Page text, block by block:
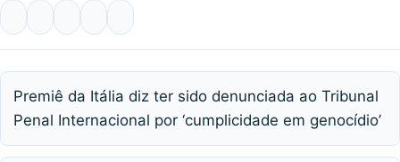
Premiê da Itália diz ter sido denunciada ao Tribunal
Penal Internacional por ‘cumplicidade em genocídio’